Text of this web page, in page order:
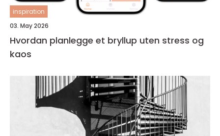
inspiration
03. May 2026
Hvordan planlegge et bryllup uten stress og
kaos